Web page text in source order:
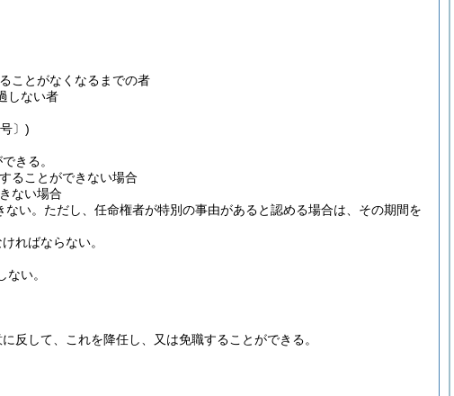
ことがなくなるまでの者
しない者
〕)
きる。
ることができない場合
ない場合
い。 ただし、任命権者が特別の事由があると認める場合は、その期間を
ればならない。
い。
反して、これを降任し、又は免職することができる。